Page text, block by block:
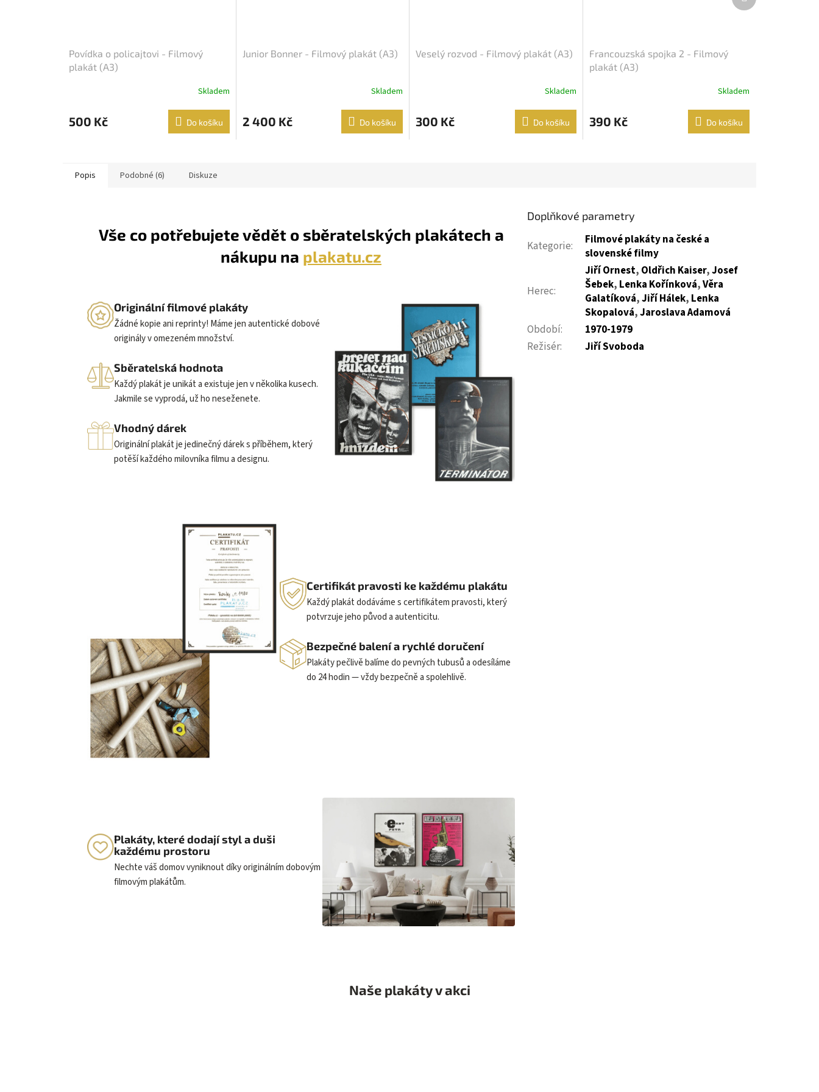
Povídka o policajtovi - Filmový
plakát (A3)
Skladem
500 Kč Do košíku
Junior Bonner - Filmový plakát (A3)
Skladem
2 400 Kč Do košíku
Veselý rozvod - Filmový plakát (A3)
Skladem
300 Kč Do košíku
Francouzská spojka 2 - Filmový
plakát (A3)
Skladem
390 Kč Do košíku
Popis Podobné (6) Diskuze
Vše co potřebujete vědět o sběratelských plakátech a
nákupu na plakatu.cz
Originální filmové plakáty
Žádné kopie ani reprinty! Máme jen autentické dobové
originály v omezeném množství.
Sběratelská hodnota
Každý plakát je unikát a existuje jen v několika kusech.
Jakmile se vyprodá, už ho neseženete.
Vhodný dárek
Originální plakát je jedinečný dárek s příběhem, který
potěší každého milovníka filmu a designu.
Certifikát pravosti ke každému plakátu
Každý plakát dodáváme s certifikátem pravosti, který
potvrzuje jeho původ a autenticitu.
Bezpečné balení a rychlé doručení
Plakáty pečlivě balíme do pevných tubusů a odesíláme
do 24 hodin — vždy bezpečně a spolehlivě.
Plakáty, které dodají styl a duši
každému prostoru
Nechte váš domov vyniknout díky originálním dobovým
filmovým plakátům.
Doplňkové parametry
Kategorie:
Filmové plakáty na české a
slovenské filmy
Herec:
Jiří Ornest, Oldřich Kaiser,Josef
Šebek, Lenka Kořínková,Věra
Galatíková,Jiří Hálek, Lenka
Skopalová,Jaroslava Adamová
Období:
1970-1979
Režisér: Jiří Svoboda
Naše plakáty v akci